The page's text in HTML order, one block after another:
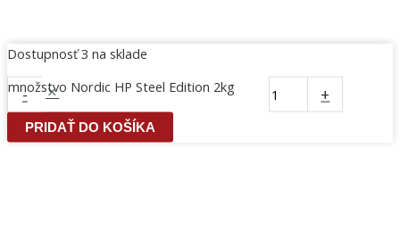
Dostupnosť 3 na sklade
-
množstvo Nordic HP Steel Edition 2kg +
PRIDAŤ DO KOŠÍKA